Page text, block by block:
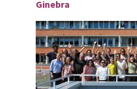
Ginebra